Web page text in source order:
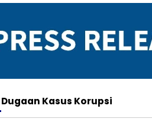
Dugaan Kasus Korupsi